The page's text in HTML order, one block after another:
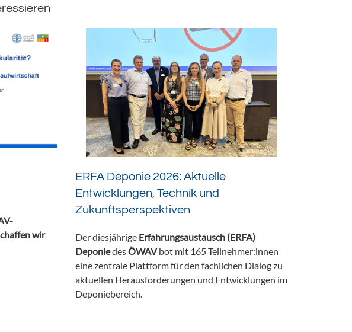
wir
ERFA Deponie 2026: Aktuelle
Entwicklungen, Technik und
Zukunftsperspektiven
Der diesjährige Erfahrungsaustausch (ERFA)
DeponiedesÖWAVbot mit 165 Teilnehmer:innen
eine zentrale Plattform für den fachlichen Dialog zu
aktuellen Herausforderungen und Entwicklungen im
Deponiebereich.